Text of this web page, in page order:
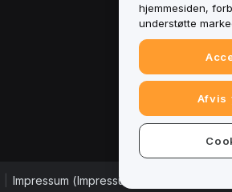
ESG-
Crypto-
Impressum (Impressum)
hjemmesiden,
understøtte
Afvis